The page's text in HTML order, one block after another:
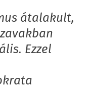
átalakult,
Ezzel